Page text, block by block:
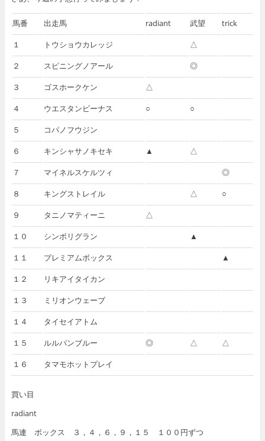
馬番 出走馬 radiant 武望
trick
１
トウショウカレッジ
△
２
スピニングノアール
◎
３
ゴスホークケン
△
４
ウエスタンビーナス ○
○
５
コパノフウジン
６
キンシャサノキセキ ▲
△
７
マイネルスケルツィ
◎
８
キングストレイル △
○
９
タニノマティーニ
△
１０
シンボリグラン
▲
１１
プレミアムボックス
▲
１２
リキアイタイカン
１３
ミリオンウェーブ
１４
タイセイアトム
１５
ルルパンブルー ◎ △
△
１６
タマモホットプレイ
買い目
radiant
馬連 ボックス ３，４，６，９，１５ １００円ずつ